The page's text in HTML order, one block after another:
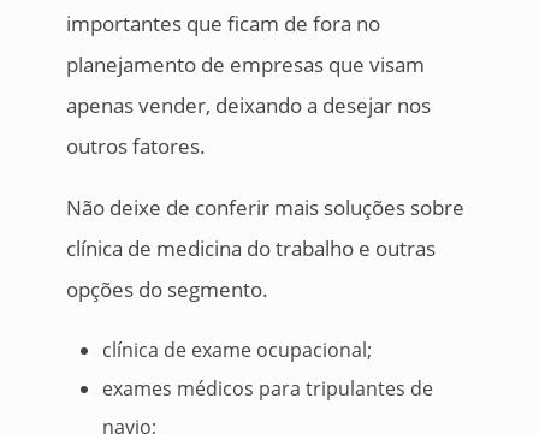
importantes que ficam de fora no
planejamento de empresas que visam
apenas vender, deixando a desejar nos
outros fatores.
Não deixe de conferir mais soluções sobre
clínica de medicina do trabalho e outras
opções do segmento.
clínica de exame ocupacional;
exames médicos para tripulantes de
navio;